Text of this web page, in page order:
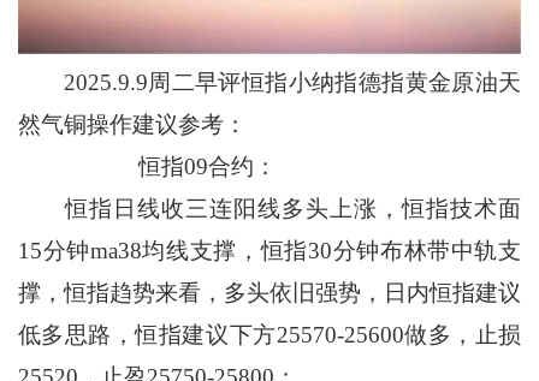
2025.9.9周二早评恒指小纳指德指黄金原油天
然气铜操作建议参考：
恒指09合约：
恒指日线收三连阳线多头上涨，恒指技术面
15分钟ma38均线支撑，恒指30分钟布林带中轨支
撑，恒指趋势来看，多头依旧强势，日内恒指建议
低多思路，恒指建议下方25570-25600做多，止损